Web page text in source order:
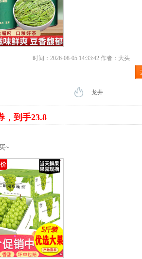
时间：2026-08-05 14:33:42 作者：大头
龙井
，到手23.8
~